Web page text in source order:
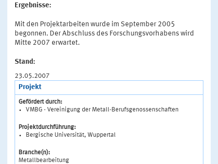
Ergebnisse:
Mit den Projektarbeiten wurde im September 2005
begonnen. Der Abschluss des Forschungsvorhabens wird
Mitte 2007 erwartet.
Stand:
23.05.2007
Projekt
Gefördert durch:
VMBG - Vereinigung der Metall-Berufsgenossenschaften
Projektdurchführung:
Bergische Universität, Wuppertal
Branche(n):
Metallbearbeitung